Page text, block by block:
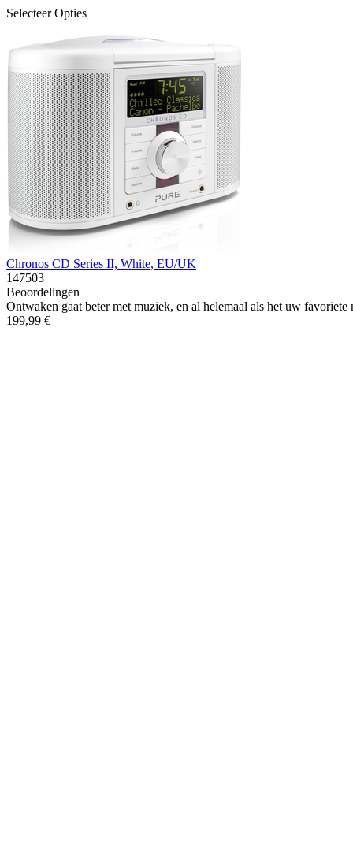
Selecteer Opties
Chronos CD Series II, White, EU/UK
147503
Beoordelingen
Ontwaken gaat beter met muziek, en al helemaal als het uw
199,99 €